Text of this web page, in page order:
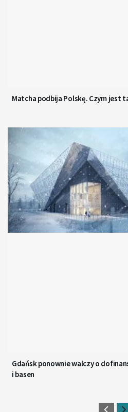
Matcha podbija Polskę. Czym jest
Gdańsk ponownie walczy o
i basen